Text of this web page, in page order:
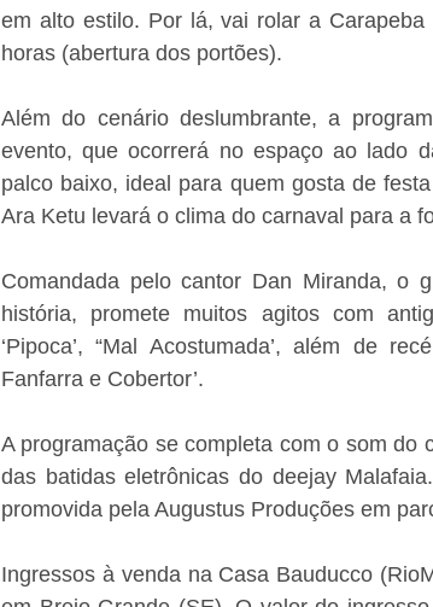
em alto estilo. Por lá, vai rolar a
horas (abertura dos portões).
Além do cenário deslumbrante, a
evento, que ocorrerá no espaço ao lado
palco baixo, ideal para quem gosta de
Ara Ketu levará o clima do carnaval para a
Comandada pelo cantor Dan Miranda, o
história, promete muitos agitos com
‘Pipoca’, “Mal Acostumada’, além de
Fanfarra e Cobertor’.
A programação se completa com o som do
das batidas eletrônicas do deejay
promovida pela Augustus Produções em
Ingressos à venda na Casa Bauducco